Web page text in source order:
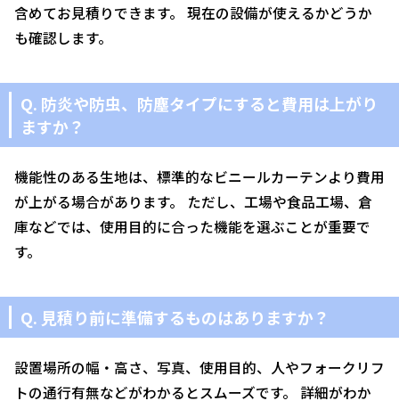
含めてお見積りできます。 現在の設備が使えるかどうか
も確認します。
Q. 防炎や防虫、防塵タイプにすると費用は上がり
ますか？
機能性のある生地は、標準的なビニールカーテンより費用
が上がる場合があります。 ただし、工場や食品工場、倉
庫などでは、使用目的に合った機能を選ぶことが重要で
す。
Q. 見積り前に準備するものはありますか？
設置場所の幅・高さ、写真、使用目的、人やフォークリフ
トの通行有無などがわかるとスムーズです。 詳細がわか